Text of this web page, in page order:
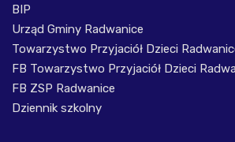
BIP
Urząd Gminy Radwanice
Towarzystwo Przyjaciół Dzieci
FB Towarzystwo Przyjaciół Dzieci
FB ZSP Radwanice
Dziennik szkolny